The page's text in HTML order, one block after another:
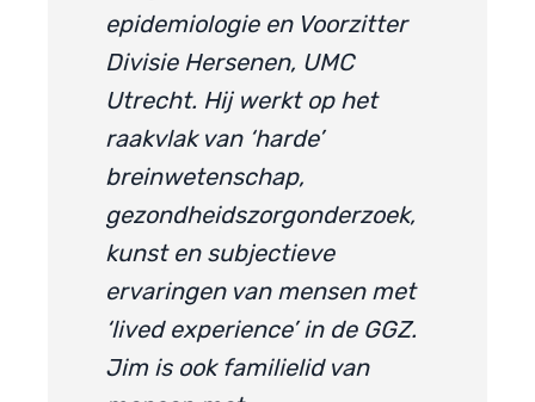
epidemiologie en Voorzitter
Divisie Hersenen, UMC
Utrecht. Hij werkt op het
raakvlak van ‘harde’
breinwetenschap,
gezondheidszorgonderzoek,
kunst en subjectieve
ervaringen van mensen met
‘lived experience’ in de GGZ.
Jim is ook familielid van